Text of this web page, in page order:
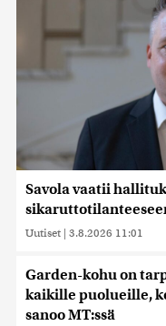
Savola vaatii
Uutiset | 3.8.2026 11:01
Garden-kohu on
kaikille puolueille,
sanoo MT:ssä